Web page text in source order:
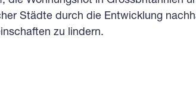
Städte durch die Entwicklung
zu lindern.